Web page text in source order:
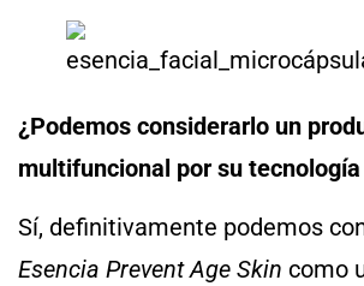
¿Podemos considerarlo un
multifuncional por su
Sí, definitivamente podemos
Esencia Prevent Age Skin como